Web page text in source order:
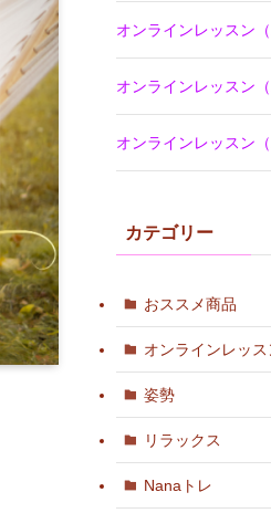
オンラインレッスン
オンラインレッスン
オンラインレッスン
カテゴリー
おススメ商品
オンラインレッス
姿勢
リラックス
Nanaトレ